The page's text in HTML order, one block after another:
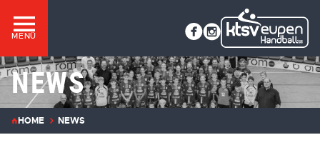
MENÜ
NEWS
HOME NEWS